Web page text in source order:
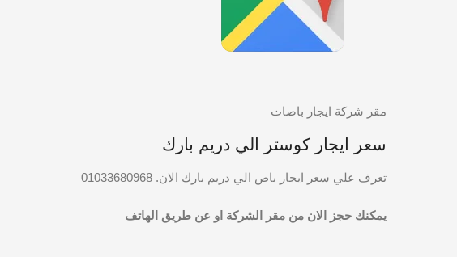
مقر شركة ايجار باصات
سعر ايجار كوستر الي دريم بارك
تعرف علي سعر ايجار باص الي دريم بارك الان. 01033680968
يمكنك حجز الان من مقر الشركة او عن طريق الهاتف